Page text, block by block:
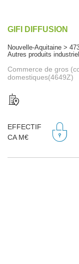
GIFI DIFFUSION
Nouvelle-Aquitaine >
Autres produits
Commerce de gros
domestiques(4649Z)
EFFECTIF
CA M€